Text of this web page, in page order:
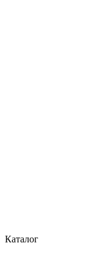
Каталог